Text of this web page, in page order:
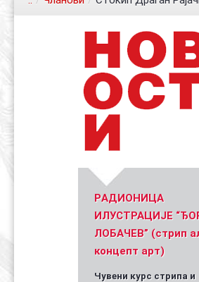
Уметник стрипа и духа Геза Шетет
(Биографија и стрипографија)
PАДИОНИЦА
ИЛУСТРАЦИЈЕ
ЛОБАЧЕВ” (стрип
концепт арт)
Чувени курс стрипа и